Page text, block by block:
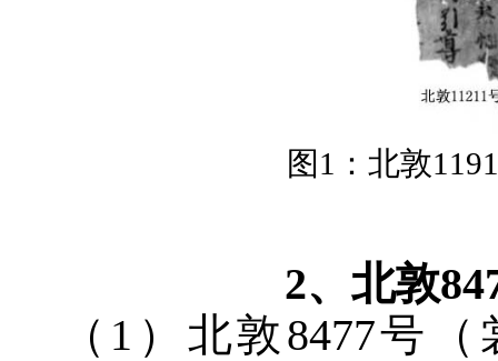
图 1 ：北敦
2、北敦
（ 1 ）北敦8477号（